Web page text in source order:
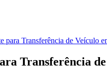
para Transferência de Veículo
Transferência